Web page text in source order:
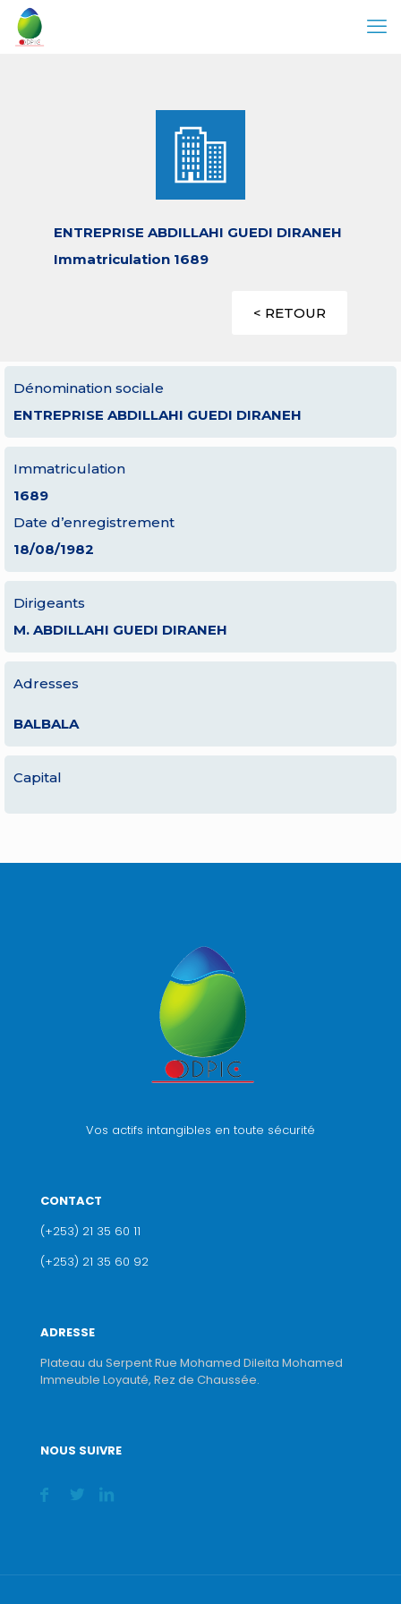
ENTREPRISE ABDILLAHI GUEDI DIRANEH
Immatriculation 1689
< RETOUR
Dénomination sociale
ENTREPRISE ABDILLAHI GUEDI DIRANEH
Immatriculation
1689
Date d’enregistrement
18/08/1982
Dirigeants
M. ABDILLAHI GUEDI DIRANEH
Adresses
BALBALA
Capital
Vos actifs intangibles en toute sécurité
CONTACT
(+253) 21 35 60 11
(+253) 21 35 60 92
ADRESSE
Plateau du Serpent Rue Mohamed Dileita Mohamed
Immeuble Loyauté, Rez de Chaussée.
NOUS SUIVRE